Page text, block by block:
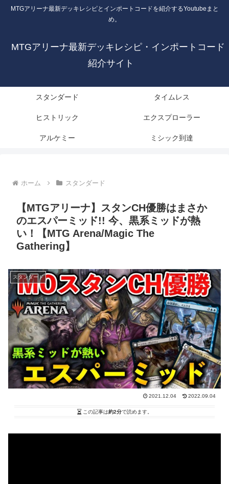
MTGアリーナ最新デッキレシピとインポートコードを紹介するYoutubeまと
め。
MTGアリーナ最新デッキレシピ・インポートコード
紹介サイト
スタンダード タイムレス
ヒストリック エクスプローラー
アルケミー ミシック到達
ホーム スタンダード
【MTGアリーナ】スタンCH優勝はまさか
のエスパーミッド!! 今、黒系ミッドが熱
い！【MTG Arena/Magic The
Gathering】
スタンダード
2021.12.04 2022.09.04
この記事は約2分で読めます。